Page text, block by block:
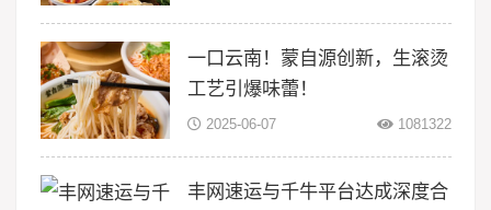
一口云南！蒙自源创新，生滚烫
工艺引爆味蕾！
2025-06-07 1081322
丰网速运与千牛平台达成深度合